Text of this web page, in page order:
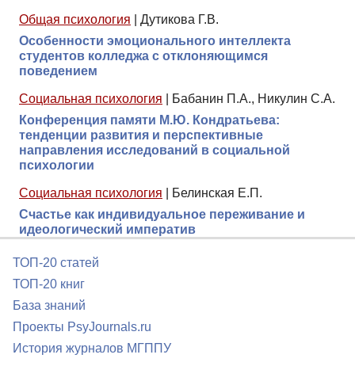
Общая психология
Дутикова Г.В.
Особенности эмоционального интеллекта
студентов колледжа с отклоняющимся
поведением
Социальная психология
Бабанин П.А., Никулин С.А.
Конференция памяти М.Ю. Кондратьева:
тенденции развития и перспективные
направления исследований в социальной
психологии
Социальная психология
Белинская Е.П.
Счастье как индивидуальное переживание и
идеологический императив
ТОП-20 статей
ТОП-20 книг
База знаний
Проекты PsyJournals.ru
История журналов МГППУ